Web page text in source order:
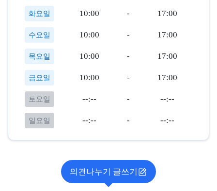
화요일 10:00 - 17:00
수요일 10:00 - 17:00
목요일 10:00 - 17:00
금요일 10:00 - 17:00
토요일 --:-- - --:--
일요일 --:-- - --:--
의견나누기 글쓰기